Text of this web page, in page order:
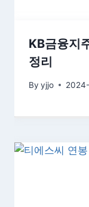
KB금융지
정리
By yjjo